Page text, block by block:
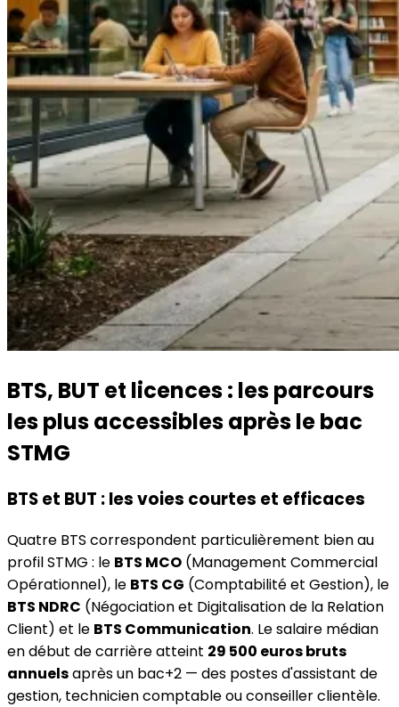
BTS, BUT et licences : les parcours
les plus accessibles après le bac
STMG
BTS et BUT : les voies courtes et efficaces
Quatre BTS correspondent particulièrement bien au
profil STMG : le BTS MCO (Management Commercial
Opérationnel), le BTS CG (Comptabilité et Gestion), le
BTS NDRC (Négociation et Digitalisation de la Relation
Client) et le BTS Communication. Le salaire médian
en début de carrière atteint 29 500 euros bruts
annuelsaprès un bac+2 — des postes d'assistant de
gestion, technicien comptable ou conseiller clientèle.